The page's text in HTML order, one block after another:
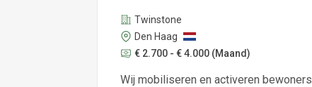
Twinstone
Den Haag
€ 2.700 - € 4.000 (Maand)
Wij mobiliseren en activeren bewoners